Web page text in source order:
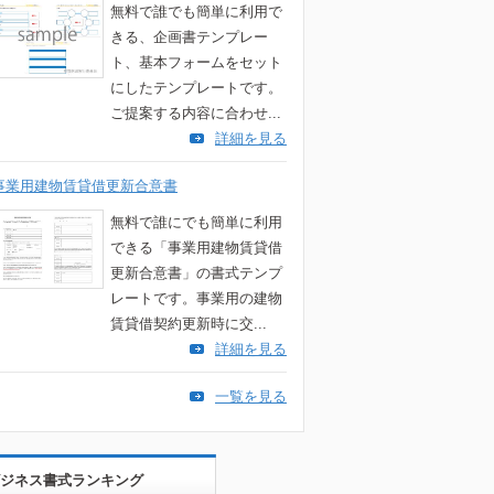
無料で誰でも簡単に利用で
きる、企画書テンプレー
ト、基本フォームをセット
にしたテンプレートです。
ご提案する内容に合わせ...
詳細を見る
業用建物賃貸借更新合意書
無料で誰にでも簡単に利用
できる「事業用建物賃貸借
更新合意書」の書式テンプ
レートです。事業用の建物
賃貸借契約更新時に交...
詳細を見る
一覧を見る
ネス書式ランキング